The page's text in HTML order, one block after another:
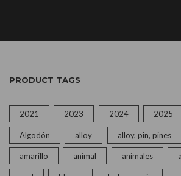
PRODUCT TAGS
2021 2023 2024 2025
Algodón alloy alloy, pin, pines
amarillo animal animales